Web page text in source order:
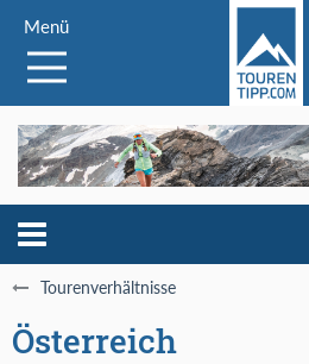
Menü
Tourenverhältnisse
Österreich